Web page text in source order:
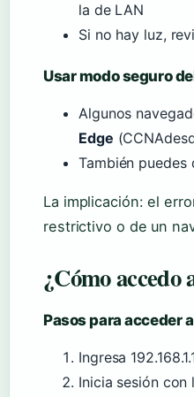
la de LAN
Si no hay luz,
Usar modo seguro
Algunos
Edge
También
La implicación: el
restrictivo o de un
¿Cómo
Pasos para acceder
Ingresa
Inicia sesión